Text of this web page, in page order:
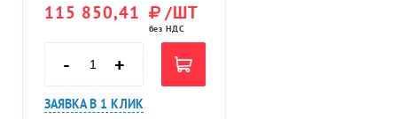
115 850,41 /ШТ
без НДС
- +
ЗАЯВКА В 1 КЛИК